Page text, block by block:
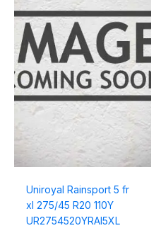
Uniroyal Rainsport 5 fr
xl 275/45 R20 110Y
UR2754520YRAI5XL